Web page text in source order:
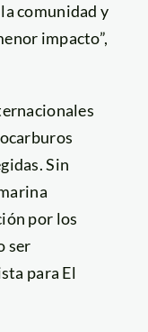
comunidad y
impacto”,
Sin
por los
ser
para El